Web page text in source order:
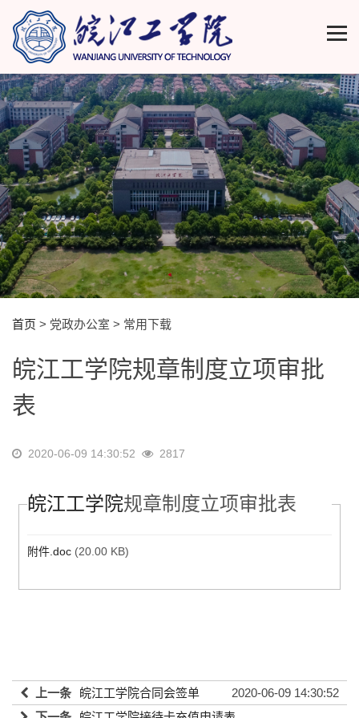
首页 > 党政办公室 > 常用下载
皖江工学院规章制度立项审批
表
2020-06-09 14:30:52 2817
皖江工学院规章制度立项审批表
附件.doc (20.00 KB)
上一条 皖江工学院合同会签单
2020-06-09 14:30:52